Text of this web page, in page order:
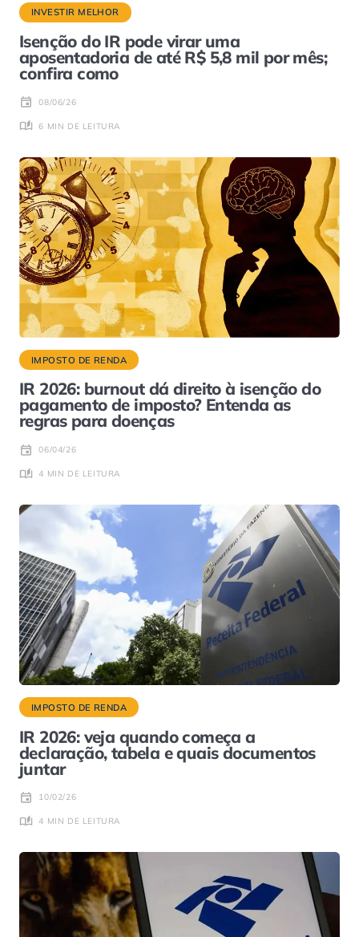
INVESTIR MELHOR
Isenção do IR pode virar uma
aposentadoria de até R$ 5,8 mil por mês;
confira como
08/06/26
6 MIN DE LEITURA
IMPOSTO DE RENDA
IR 2026: burnout dá direito à isenção do
pagamento de imposto? Entenda as
regras para doenças
06/04/26
4 MIN DE LEITURA
IMPOSTO DE RENDA
IR 2026: veja quando começa a
declaração, tabela e quais documentos
juntar
10/02/26
4 MIN DE LEITURA